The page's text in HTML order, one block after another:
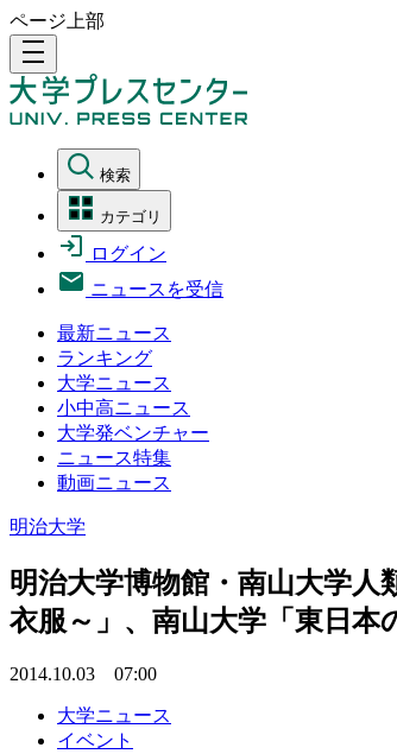
ページ上部
density_medium
検索
カテゴリ
ログイン
ニュースを受信
最新ニュース
ランキング
大学ニュース
小中高ニュース
大学発ベンチャー
ニュース特集
動画ニュース
明治大学
明治大学博物館・南山大学
衣服～」、南山大学「東日本
2014.10.03 07:00
大学ニュース
イベント